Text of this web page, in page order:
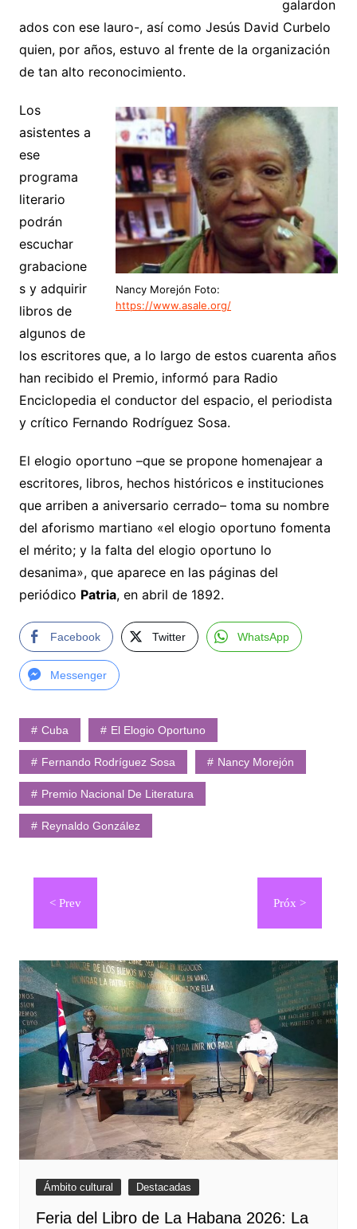
galardon
ados con ese lauro-, así como Jesús David Curbelo
quien, por años, estuvo al frente de la organización
de tan alto reconocimiento.
Nancy Morejón Foto:
https://www.asale.org/
Los
asistentes a
ese
programa
literario
podrán
escuchar
grabacione
s y adquirir
libros de
algunos de
los escritores que, a lo largo de estos cuarenta años
han recibido el Premio, informó para Radio
Enciclopedia el conductor del espacio, el periodista
y crítico Fernando Rodríguez Sosa.
El elogio oportuno –que se propone homenajear a
escritores, libros, hechos históricos e instituciones
que arriben a aniversario cerrado– toma su nombre
del aforismo martiano «el elogio oportuno fomenta
el mérito; y la falta del elogio oportuno lo
desanima», que aparece en las páginas del
periódico Patria, en abril de 1892.
Facebook Twitter WhatsApp
Messenger
Cuba El Elogio Oportuno
Fernando Rodríguez Sosa Nancy Morejón
Premio Nacional De Literatura
Reynaldo González
Navegación
entradas
Ámbito cultural Destacadas
Feria del Libro de La Habana 2026: La